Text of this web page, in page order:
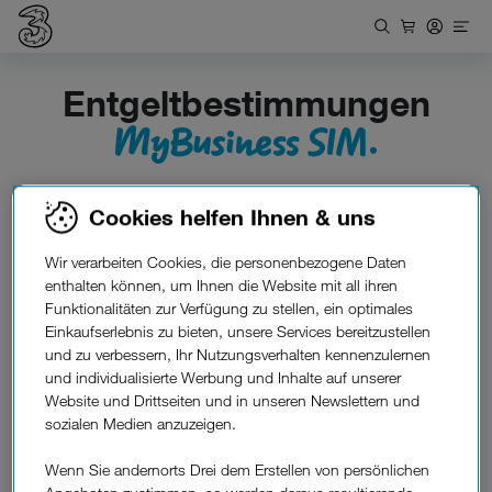
Entgeltbestimmungen
MyBusiness SIM.
Entgeltbestimmungen zu den MyBusiness SIM
Tarife
Datennutzung MyBusiness SIM
Drei Shop finden
Cookies helfen Ihnen & uns
Wir verarbeiten Cookies, die personenbezogene Daten
enthalten können, um Ihnen die Website mit all ihren
Funktionalitäten zur Verfügung zu stellen, ein optimales
Einkaufserlebnis zu bieten, unsere Services bereitzustellen
und zu verbessern, Ihr Nutzungsverhalten kennenzulernen
und individualisierte Werbung und Inhalte auf unserer
Website und Drittseiten und in unseren Newslettern und
sozialen Medien anzuzeigen.
Wenn Sie andernorts Drei dem Erstellen von persönlichen